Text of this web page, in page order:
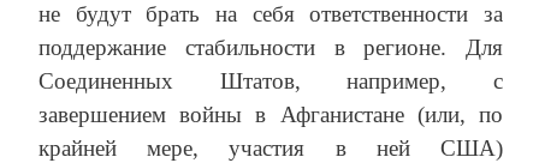
не будут брать на себя ответственности за
поддержание стабильности в регионе. Для
Соединенных Штатов, например, с
завершением войны в Афганистане (или, по
крайней мере, участия в ней США)